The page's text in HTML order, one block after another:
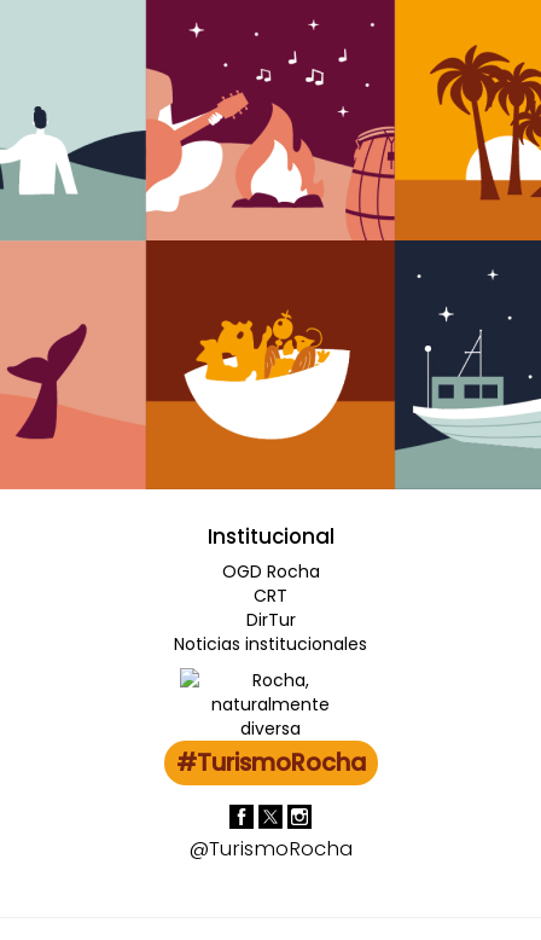
Institucional
OGD Rocha
CRT
DirTur
Noticias institucionales
#TurismoRocha
@TurismoRocha